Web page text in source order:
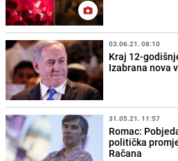
03.06.21. 08:10
Kraj 12-
Izabrana nova
31.05.21. 11:57
Romac:
politička
Račana